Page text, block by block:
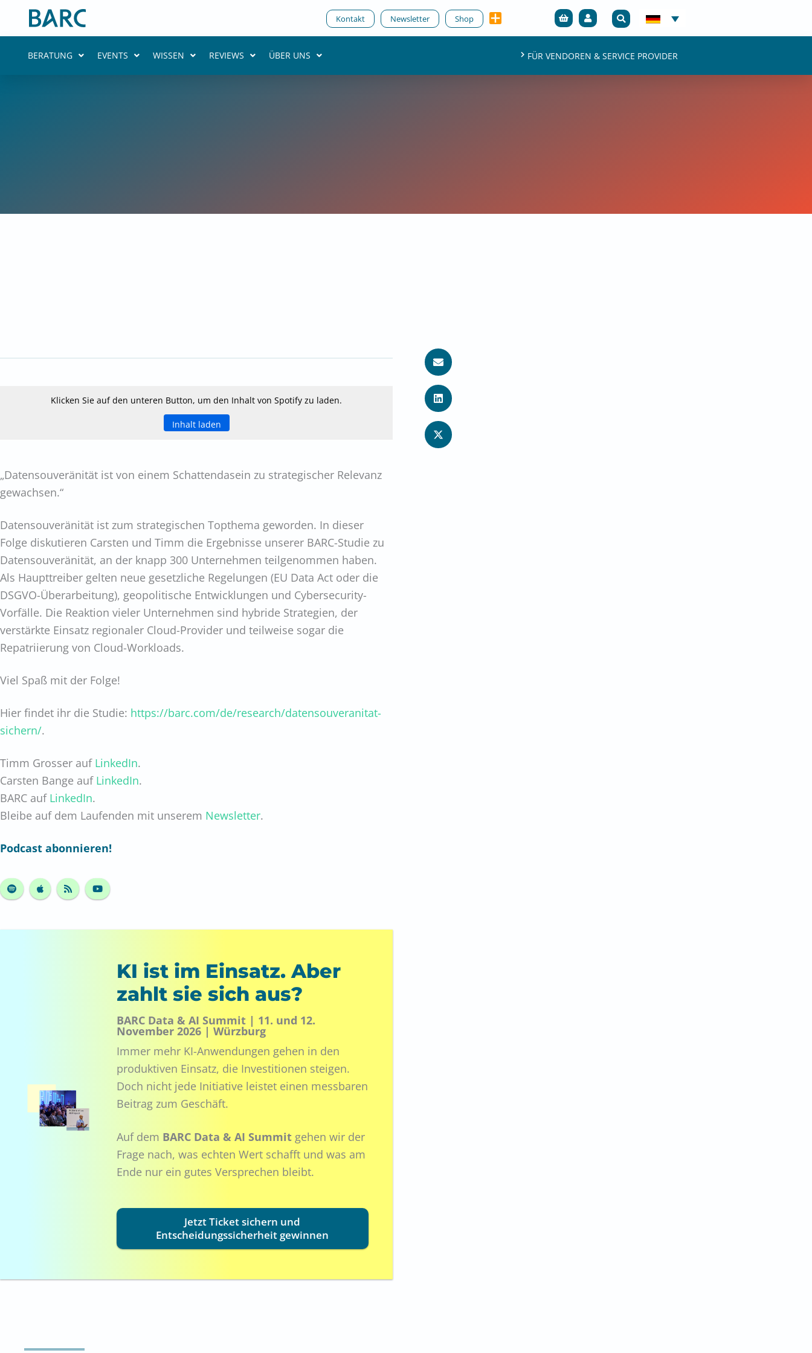
Kontakt Newsletter Shop
BERATUNG EVENTS WISSEN REVIEWS ÜBER UNS FÜR VENDOREN & SERVICE PROVIDER
Datensouveränität – Insights aus dem
Klicken Sie auf den unteren Button, um den Inhalt von Spotify zu laden.
Inhalt laden
„Datensouveränität ist von einem Schattendasein zu strategischer Relevanz
gewachsen.“
Datensouveränität ist zum strategischen Topthema geworden. In dieser
Folge diskutieren Carsten und Timm die Ergebnisse unserer BARC-Studie zu
Datensouveränität, an der knapp 300 Unternehmen teilgenommen haben.
Als Haupttreiber gelten neue gesetzliche Regelungen (EU Data Act oder die
DSGVO-Überarbeitung), geopolitische Entwicklungen und Cybersecurity-
Vorfälle. Die Reaktion vieler Unternehmen sind hybride Strategien, der
verstärkte Einsatz regionaler Cloud-Provider und teilweise sogar die
Repatriierung von Cloud-Workloads.
Viel Spaß mit der Folge!
Hier findet ihr die Studie: https://barc.com/de/research/datensouveranitat-
sichern/.
Timm Grosser auf LinkedIn.
Carsten Bange auf LinkedIn.
BARC auf LinkedIn.
Bleibe auf dem Laufenden mit unserem Newsletter.
Podcast abonnieren!
KI ist im Einsatz. Aber
zahlt sie sich aus?
BARC Data & AI Summit | 11. und 12.
November 2026 | Würzburg
Immer mehr KI-Anwendungen gehen in den
produktiven Einsatz, die Investitionen steigen.
Doch nicht jede Initiative leistet einen messbaren
Beitrag zum Geschäft.
Auf dem BARC Data & AI Summitgehen wir der
Frage nach, was echten Wert schafft und was am
Ende nur ein gutes Versprechen bleibt.
Jetzt Ticket sichern und
Entscheidungssicherheit gewinnen